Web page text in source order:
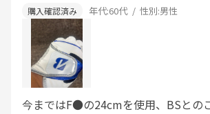
年代:60代 性別:男性
今まではF●の24cmを使用、BSとの